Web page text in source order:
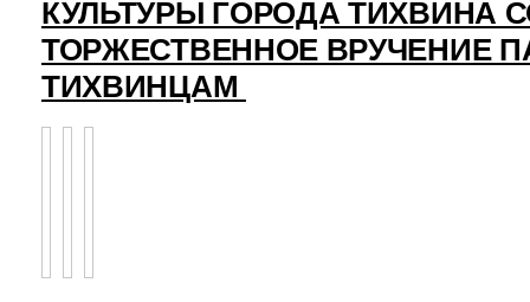
КУЛЬТУРЫ ГОРОДА ТИХВИНА
ТОРЖЕСТВЕННОЕ ВРУЧЕНИЕ
ТИХВИНЦАМ